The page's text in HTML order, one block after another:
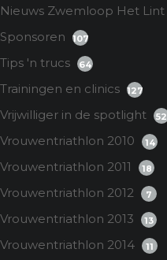
Nieuws Zwemloop Het Lint
Sponsoren 107
Tips 'n trucs 64
Trainingen en clinics 127
Vrijwilliger in de spotlight 52
Vrouwentriathlon 2010 14
Vrouwentriathlon 2011 18
Vrouwentriathlon 2012 7
Vrouwentriathlon 2013 13
Vrouwentriathlon 2014 11